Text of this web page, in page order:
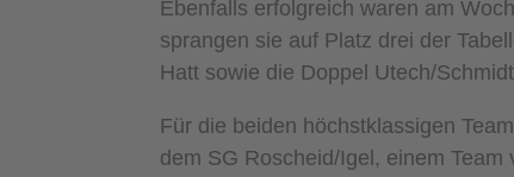
Ebenfalls erfolgreich waren am
sprangen sie auf Platz drei der
Hatt sowie die Doppel Utech/
Für die beiden höchstklassigen
dem SG Roscheid/Igel, einem